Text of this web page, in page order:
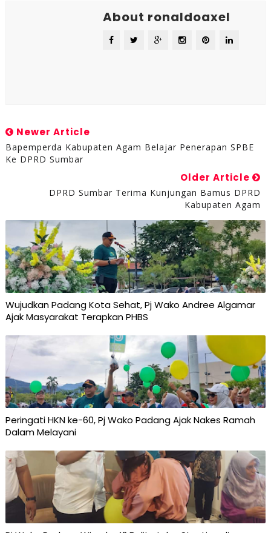
About ronaldoaxel
Newer Article
Bapemperda Kabupaten Agam Belajar Penerapan SPBE
Ke DPRD Sumbar
Older Article
DPRD Sumbar Terima Kunjungan Bamus DPRD
Kabupaten Agam
Wujudkan Padang Kota Sehat, Pj Wako Andree Algamar
Ajak Masyarakat Terapkan PHBS
Peringati HKN ke-60, Pj Wako Padang Ajak Nakes Ramah
Dalam Melayani